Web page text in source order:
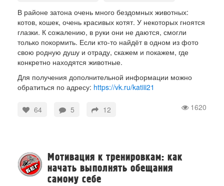
Вятские Поляны
В районе затона очень много бездомных животных:
котов, кошек, очень красивых котят. У некоторых гноятся
глазки. К сожалению, в руки они не даются, смогли
только покормить. Если кто-то найдёт в одном из фото
свою родную душу и отраду, скажем и покажем, где
конкретно находятся животные.
Для получения дополнительной информации можно
обратиться по адресу: https://vk.ru/katiii21
1620
64 5 12
Мотивация к тренировкам: как
начать выполнять обещания
самому себе